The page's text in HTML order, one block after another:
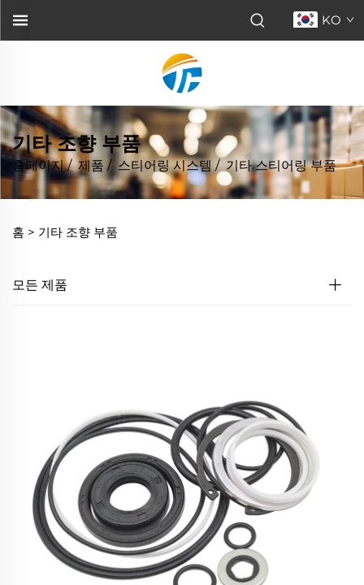
KO
기타 조향 부품
홈페이지/제품 / 스티어링 시스템/기타 스티어링 부품
홈 > 기타 조향 부품
모든 제품